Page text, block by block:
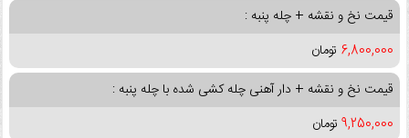
قیمت نخ و نقشه + چله پنبه :
6,800,000 تومان
قیمت نخ و نقشه + دار آهنی چله کشی شده با چله پنبه :
9,250,000 تومان